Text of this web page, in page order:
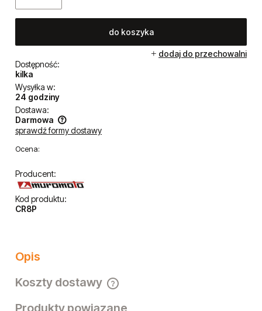
do koszyka
dodaj do przechowalni
Dostępność:
kilka
Wysyłka w:
24 godziny
Dostawa:
Darmowa
Cena nie zawiera ewentualnych kosztów płatności
sprawdź formy dostawy
Ocena:
Producent:
Kod produktu:
CR8P
Opis
Koszty dostawy
Cena nie zawiera ewentualnych kosztów płatności